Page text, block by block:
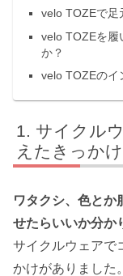
velo TOZEで足
velo TOZEを履
か？
velo TOZEのイ
サイクル
えたきっかけ
ワタクシ、色とか
せたらいいか分か
サイクルウェアで
かけがありました。